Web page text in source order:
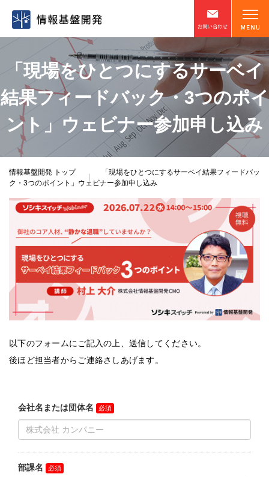
「現場をひとつにするサーベイ
結果フィードバック・3つのポイ
ント」ウェビナー参加申し込み
情報基盤開発 トップ
「現場をひとつにするサーベイ結果フィードバッ
ク・3つのポイント」ウェビナー参加申し込み
以下のフォームにご記入の上、送信してください。
後ほど担当者からご連絡さしあげます。